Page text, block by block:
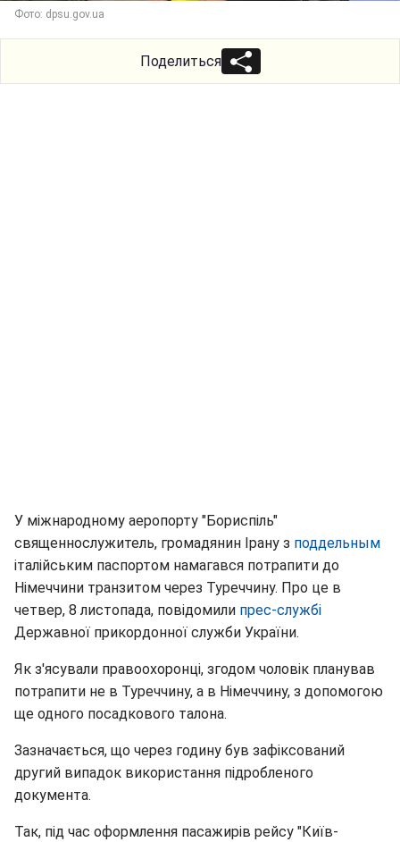
Фото: dpsu.gov.ua
Поделиться
У міжнародному аеропорту "Бориспіль"
священнослужитель, громадянин Ірану з поддельным
італійським паспортом намагався потрапити до
Німеччини транзитом через Туреччину. Про це в
четвер, 8 листопада, повідомили прес-службі
Державної прикордонної служби України.
Як з'ясували правоохоронці, згодом чоловік планував
потрапити не в Туреччину, а в Німеччину, з допомогою
ще одного посадкового талона.
Зазначається, що через годину був зафіксований
другий випадок використання підробленого
документа.
Так, під час оформлення пасажирів рейсу "Київ-